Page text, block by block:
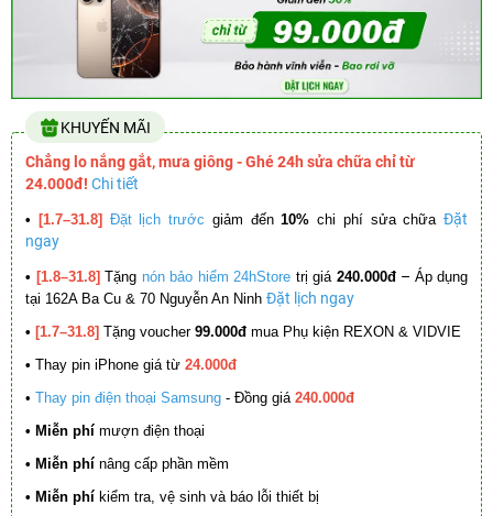
KHUYẾN MÃI
Chẳng lo nắng gắt, mưa giông - Ghé 24h sửa chữa chỉ từ
24.000đ! Chi tiết
• [1.7–31.8] Đặt lịch trước giảm đến10% chi phí sửa chữa Đặt
ngay
• [1.8–31.8] Tặng nón bảo hiểm 24hStore trị giá 240.000đ – Áp dụng
tại 162A Ba Cu & 70 Nguyễn An Ninh Đặt lịch ngay
• [1.7–31.8] Tặng voucher 99.000đ mua Phụ kiện REXON & VIDVIE
• Thay pin iPhone giá từ 24.000đ
• Thay pin điện thoại Samsung - Đồng giá 240.000đ
• Miễn phí mượn điện thoại
• Miễn phí nâng cấp phần mềm
• Miễn phí kiểm tra, vệ sinh và báo lỗi thiết bị